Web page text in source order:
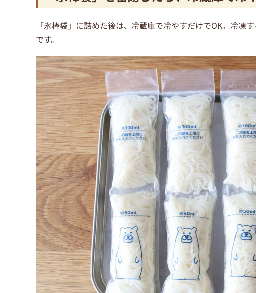
「氷棒袋」に詰めた後は、冷蔵庫で冷やすだけでOK。冷凍
です。